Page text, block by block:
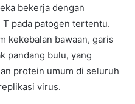
bekerja dengan
pada patogen tertentu.
kekebalan bawaan, garis
pandang bulu, yang
protein umum di seluruh
virus.